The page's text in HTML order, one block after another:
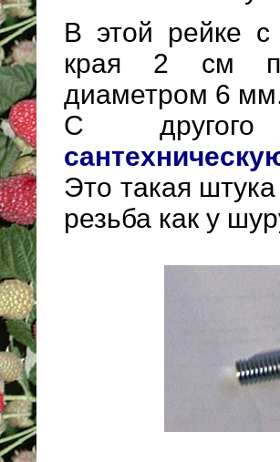
В этой рейке с
края 2 см
диаметром 6
С другого
Это такая
резьба как у